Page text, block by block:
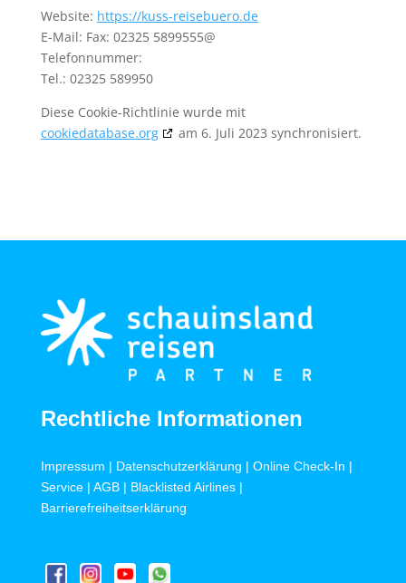
Website: https://kuss-reisebuero.de
E-Mail: Fax: 02325 5899555@
Telefonnummer:
Tel.: 02325 589950
Diese Cookie-Richtlinie wurde mit
cookiedatabase.org
am 6. Juli 2023 synchronisiert.
Rechtliche Informationen
Impressum | Datenschutzerklärung | Online Check-In |
Service| AGB| Blacklisted Airlines|
Barrierefreiheitserklärung